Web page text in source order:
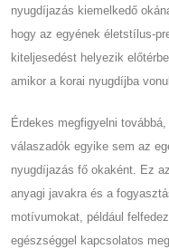
nyugdíjazás kiemelkedő
hogy az egyének életstílus-
kiteljesedést helyezik
amikor a korai nyugdíjba
Érdekes megfigyelni
válaszadók egyike sem az
nyugdíjazás fő okaként. Ez
anyagi javakra és a
motívumokat, például
egészséggel kapcsolatos